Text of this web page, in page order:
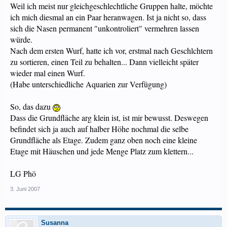
Weil ich meist nur gleichgeschlechtliche Gruppen halte, möchte
ich mich diesmal an ein Paar heranwagen. Ist ja nicht so, dass
sich die Nasen permanent "unkontroliert" vermehren lassen
würde.
Nach dem ersten Wurf, hatte ich vor, erstmal nach Geschlchtern
zu sortieren, einen Teil zu behalten... Dann vielleicht später
wieder mal einen Wurf.
(Habe unterschiedliche Aquarien zur Verfügung)
So, das dazu
Dass die Grundfläche arg klein ist, ist mir bewusst. Deswegen
befindet sich ja auch auf halber Höhe nochmal die selbe
Grundfläche als Etage. Zudem ganz oben noch eine kleine
Etage mit Häuschen und jede Menge Platz zum klettern...
LG Phö
3. Juni 2007
Susanna